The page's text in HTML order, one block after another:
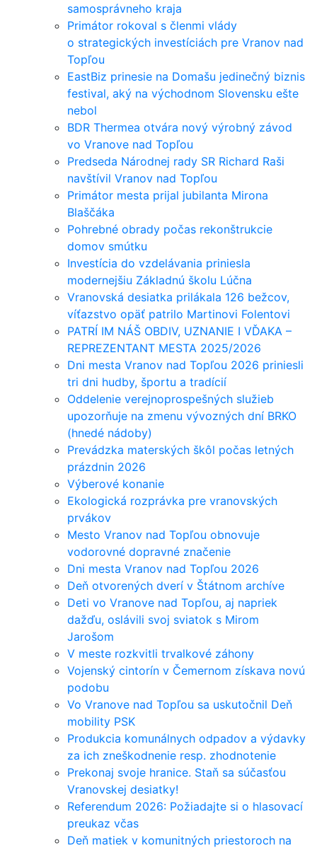
samosprávneho kraja
Primátor rokoval s členmi vlády
o strategických investíciách pre Vranov nad
Topľou
EastBiz prinesie na Domašu jedinečný biznis
festival, aký na východnom Slovensku ešte
nebol
BDR Thermea otvára nový výrobný závod
vo Vranove nad Topľou
Predseda Národnej rady SR Richard Raši
navštívil Vranov nad Topľou
Primátor mesta prijal jubilanta Mirona
Blaščáka
Pohrebné obrady počas rekonštrukcie
domov smútku
Investícia do vzdelávania priniesla
modernejšiu Základnú školu Lúčna
Vranovská desiatka prilákala 126 bežcov,
víťazstvo opäť patrilo Martinovi Folentovi
PATRÍ IM NÁŠ OBDIV, UZNANIE I VĎAKA –
REPREZENTANT MESTA 2025/2026
Dni mesta Vranov nad Topľou 2026 priniesli
tri dni hudby, športu a tradícií
Oddelenie verejnoprospešných služieb
upozorňuje na zmenu vývozných dní BRKO
(hnedé nádoby)
Prevádzka materských škôl počas letných
prázdnin 2026
Výberové konanie
Ekologická rozprávka pre vranovských
prvákov
Mesto Vranov nad Topľou obnovuje
vodorovné dopravné značenie
Dni mesta Vranov nad Topľou 2026
Deň otvorených dverí v Štátnom archíve
Deti vo Vranove nad Topľou, aj napriek
dažďu, oslávili svoj sviatok s Mirom
Jarošom
V meste rozkvitli trvalkové záhony
Vojenský cintorín v Čemernom získava novú
podobu
Vo Vranove nad Topľou sa uskutočnil Deň
mobility PSK
Produkcia komunálnych odpadov a výdavky
za ich zneškodnenie resp. zhodnotenie
Prekonaj svoje hranice. Staň sa súčasťou
Vranovskej desiatky!
Referendum 2026: Požiadajte si o hlasovací
preukaz včas
Deň matiek v komunitných priestoroch na